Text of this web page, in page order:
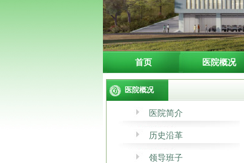
首页 医院概况
医院概况
医院简介
历史沿革
领导班子